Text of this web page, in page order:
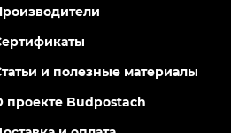
и полезные материалы
проекте Budpostach